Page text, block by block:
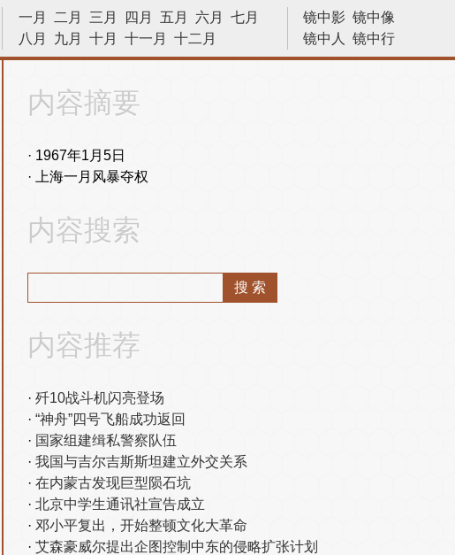
镜中影 镜中像
镜中人
镜中行
历史今天
一月 二月 三月 四月 五月 六月
七月
八月
九月 十月 十一月 十二月
内容摘要
1967年1月5日
上海一月风暴夺权
内容搜索
内容推荐
歼10战斗机闪亮登场
“神舟”四号飞船成功返回
国家组建缉私警察队伍
我国与吉尔吉斯斯坦建立外交关系
在内蒙古发现巨型陨石坑
北京中学生通讯社宣告成立
邓小平复出，开始整顿文化大革命
艾森豪威尔提出企图控制中东的侵略扩张计划